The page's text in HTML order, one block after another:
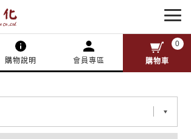
購物說明 會員專區
0
購物車